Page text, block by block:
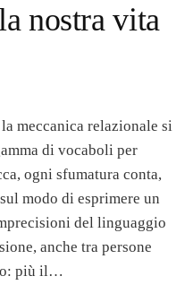
nostra vita
meccanica relazionale si
di vocaboli per
ogni sfumatura conta,
modo di esprimere un
del linguaggio
anche tra persone
più il…